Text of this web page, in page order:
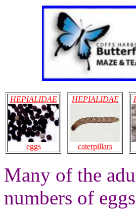
HEPIALIDAE
eggs
HEPIALIDAE
caterpillars
Many of the
numbers of